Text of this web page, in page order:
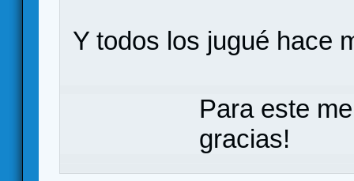
Y todos los jugué hace
Para este
gracias!